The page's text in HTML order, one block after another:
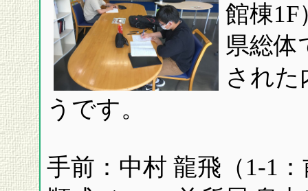
館棟1F
県総体
された
うです。
手前：中村 龍飛（1-1